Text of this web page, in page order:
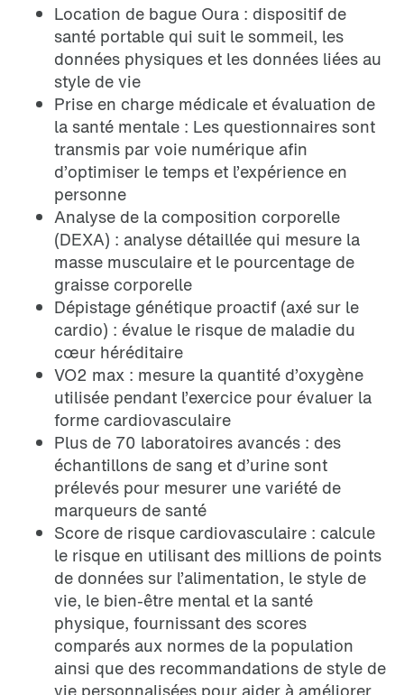
Location de bague Oura : dispositif de
santé portable qui suit le sommeil, les
données physiques et les données liées au
style de vie
Prise en charge médicale et évaluation de
la santé mentale : Les questionnaires sont
transmis par voie numérique afin
d’optimiser le temps et l’expérience en
personne
Analyse de la composition corporelle
(DEXA) : analyse détaillée qui mesure la
masse musculaire et le pourcentage de
graisse corporelle
Dépistage génétique proactif (axé sur le
cardio) : évalue le risque de maladie du
cœur héréditaire
VO2 max : mesure la quantité d’oxygène
utilisée pendant l’exercice pour évaluer la
forme cardiovasculaire
Plus de 70 laboratoires avancés : des
échantillons de sang et d’urine sont
prélevés pour mesurer une variété de
marqueurs de santé
Score de risque cardiovasculaire : calcule
le risque en utilisant des millions de points
de données sur l’alimentation, le style de
vie, le bien-être mental et la santé
physique, fournissant des scores
comparés aux normes de la population
ainsi que des recommandations de style de
vie personnalisées pour aider à améliorer